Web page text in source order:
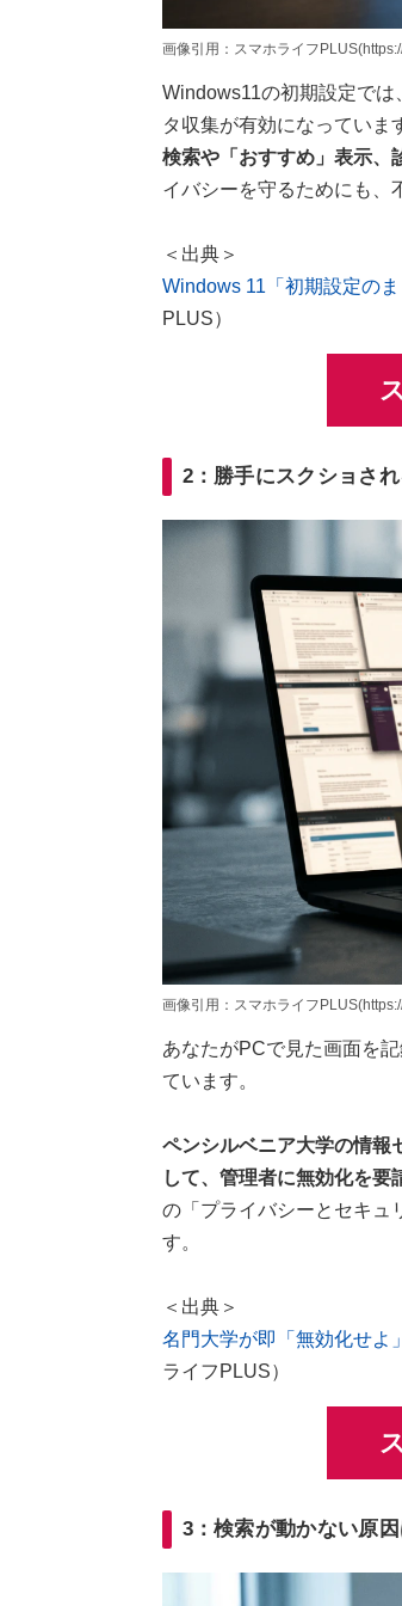
画像引用：スマホライフ
Windows11の初期設定で
タ収集が有効になっていま
検索や「おすすめ」表示、
イバシーを守るためにも、
＜出典＞
Windows 11「初期設定の
PLUS）
2：勝手にスクショさ
画像引用：スマホライフ
あなたがPCで見た画面を
ています。
ペンシルベニア大学の情報
して、管理者に無効化を要
の「プライバシーとセキュ
す。
＜出典＞
名門大学が即「無効化せよ
ライフPLUS）
3：検索が動かない原